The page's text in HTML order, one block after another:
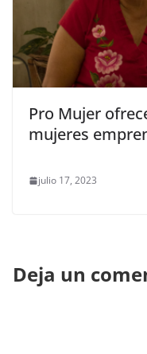
Pro Mujer
mujeres
julio 17, 2023
Deja un